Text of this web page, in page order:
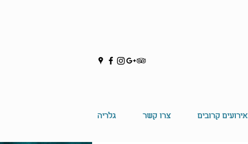
אירועים קרובים צרו קשר גלריה